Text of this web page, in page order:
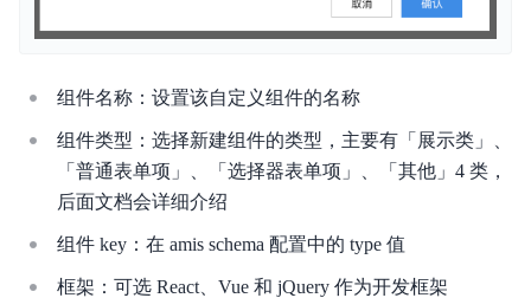
组件名称：设置该自定义组件的名称
组件类型：选择新建组件的类型，主要有「展示类」、
「普通表单项」、「选择器表单项」、「其他」4 类，
后面文档会详细介绍
组件 key：在 amis schema 配置中的 type 值
框架：可选 React、Vue 和 jQuery 作为开发框架